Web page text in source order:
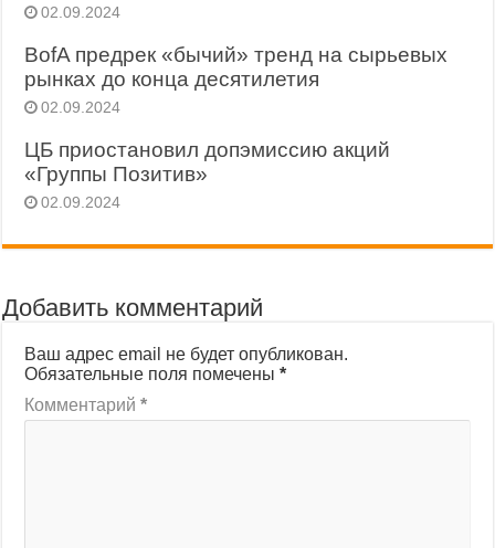
02.09.2024
BofA предрек «бычий» тренд на сырьевых
рынках до конца десятилетия
02.09.2024
ЦБ приостановил допэмиссию акций
«Группы Позитив»
02.09.2024
Добавить комментарий
Ваш адрес email не будет опубликован.
Обязательные поля помечены*
Комментарий*